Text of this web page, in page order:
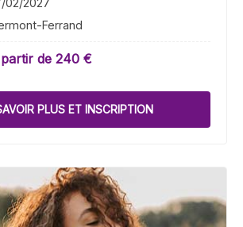
02/2027
Ferrand
de 240 €
PLUS ET INSCRIPTION